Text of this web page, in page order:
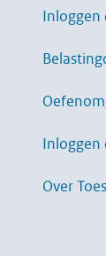
Inloggen
Inloggen
Over